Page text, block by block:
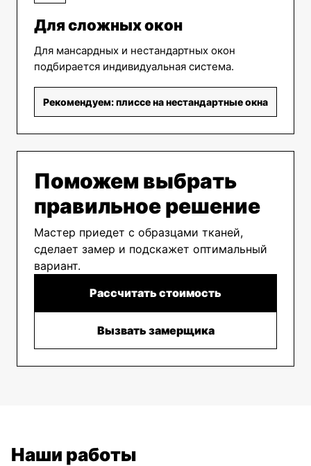
Для сложных окон
Для мансардных и нестандартных окон
подбирается индивидуальная система.
Рекомендуем: плиссе на нестандартные окна
Поможем выбрать
правильное решение
Мастер приедет с образцами тканей,
сделает замер и подскажет оптимальный
вариант.
Рассчитать стоимость
Вызвать замерщика
Наши работы